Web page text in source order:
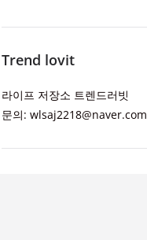
Trend lovit
라이프 저장소 트렌드러빗
문의: wlsaj2218@naver.com